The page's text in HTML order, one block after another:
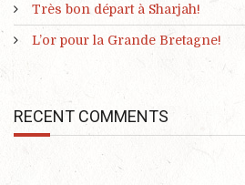
Très bon départ à Sharjah!
L’or pour la Grande Bretagne!
RECENT COMMENTS